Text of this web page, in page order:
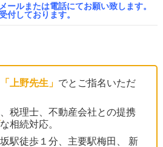
ールまたは電話にてお願い致します。
付しております。
「上野先生」 でとご指名いただ
税理士、不動産会社との提携
な相続対応。
駅徒歩１分、主要駅梅田、 新